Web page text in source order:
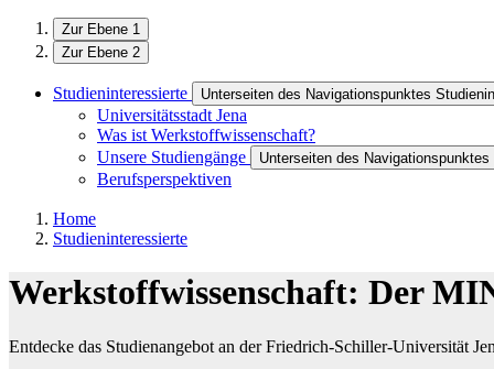
Zur Ebene 1
Zur Ebene 2
Studieninteressierte Unterseiten des Navigationspunktes
Universitätsstadt Jena
Was ist Werkstoffwissenschaft?
Unsere Studiengänge
Unterseiten des
Berufsperspektiven
Home
Studieninteressierte
Werkstoffwissenschaft: Der
Entdecke das Studienangebot an der Friedrich-Schiller-Universität